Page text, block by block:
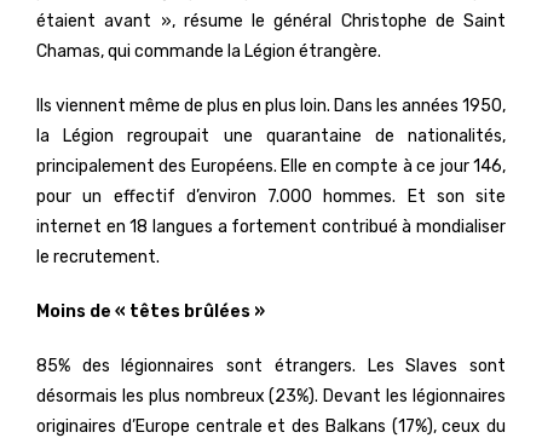
étaient avant », résume le général Christophe de Saint
Chamas, qui commande la Légion étrangère.
Ils viennent même de plus en plus loin. Dans les années 1950,
la Légion regroupait une quarantaine de nationalités,
principalement des Européens. Elle en compte à ce jour 146,
pour un effectif d’environ 7.000 hommes. Et son site
internet en 18 langues a fortement contribué à mondialiser
le recrutement.
Moins de « têtes brûlées »
85% des légionnaires sont étrangers. Les Slaves sont
désormais les plus nombreux (23%). Devant les légionnaires
originaires d’Europe centrale et des Balkans (17%), ceux du